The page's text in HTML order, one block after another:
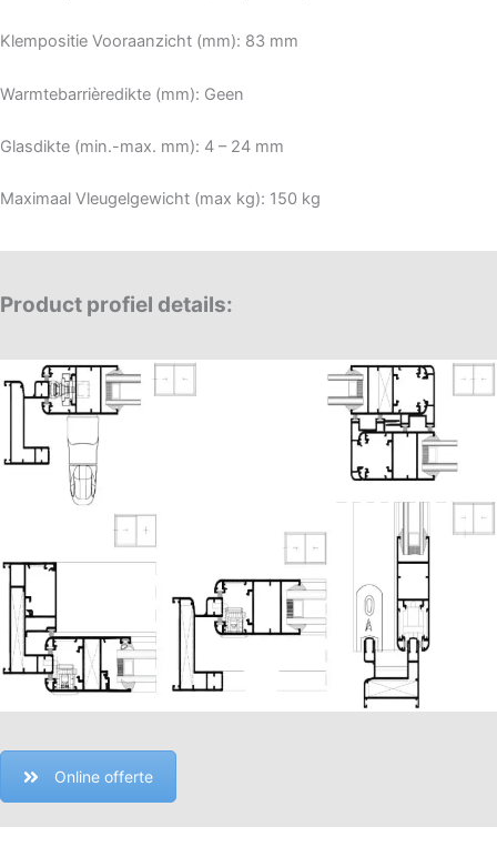
Klempositie Vooraanzicht (mm): 83 mm
Warmtebarrièredikte (mm): Geen
Glasdikte (min.-max. mm): 4 – 24 mm
Maximaal Vleugelgewicht (max kg): 150 kg
Product profiel details:
Online offerte